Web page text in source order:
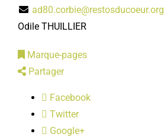
SERVICES MUNICIPAUX
PUBLICATIONS
ad80.corbie@restosducoeur.org
Odile THUILLIER
Marque-pages
Partager
Facebook
Twitter
Google+